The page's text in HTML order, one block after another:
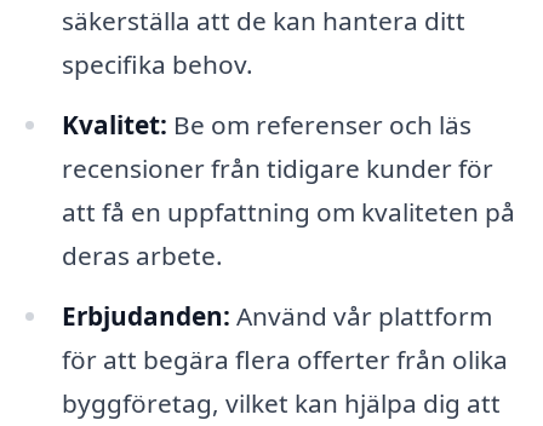
säkerställa att de kan hantera ditt
specifika behov.
Kvalitet: Be om referenser och läs
recensioner från tidigare kunder för
att få en uppfattning om kvaliteten på
deras arbete.
Erbjudanden: Använd vår plattform
för att begära flera offerter från olika
byggföretag, vilket kan hjälpa dig att